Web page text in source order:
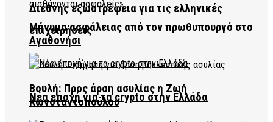
Διεθνής εξωστρέφεια για τις ελληνικές
επιχειρήσεις
Νέα εποχή για τα crypto στην Ελλάδα
Μήνυμα ασφάλειας από τον πρωθυπουργό στο
Αγαθονήσι
Βουλή: Προς άρση ασυλίας η Ζωή
Κωνσταντοπούλου